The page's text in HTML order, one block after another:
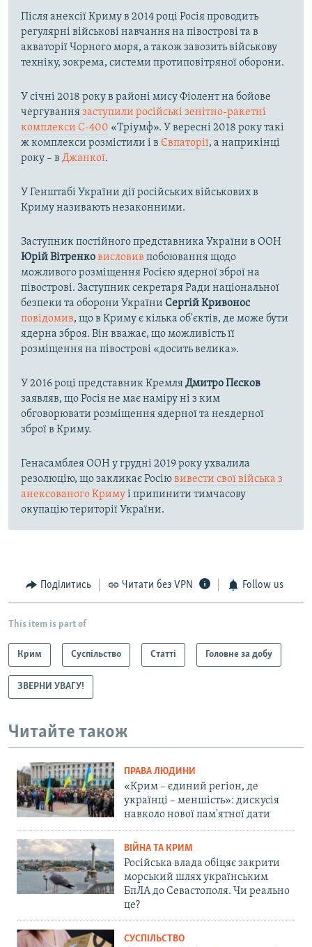
Після анексії Криму в 2014 році Росія проводить
регулярні військові навчання на півострові та в
акваторії Чорного моря, а також завозить військову
техніку, зокрема, системи протиповітряної оборони.
У січні 2018 року в районі мису Фіолент на бойове
чергуваннязаступили російські зенітно-ракетні
комплекси С-400 «Тріумф». У вересні 2018 року такі
ж комплекси розмістили і в Євпаторії, а наприкінці
року – в Джанкої.
У Генштабі України дії російських військових в
Криму називають незаконними.
Заступник постійного представника України в ООН
Юрій Вітренковисловив побоювання щодо
можливого розміщення Росією ядерної зброї на
півострові. Заступник секретаря Ради національної
безпеки та оборони України Сергій Кривонос
повідомив, що в Криму є кілька об'єктів, де може бути
ядерна зброя. Він вважає, що можливість її
розміщення на півострові «досить велика».
У 2016 році представник КремляДмитро Пєсков
заявляв, що Росія не має наміру ні з ким
обговорювати розміщення ядерної та неядерної
зброї в Криму.
Генасамблея ООН у грудні 2019 року ухвалила
резолюцію, що закликає Росіювивести свої війська з
анексованого Кримуі припинити тимчасову
окупацію території України.
Поділитись Читати без VPN Follow us
This item is part of
Крим Суспільство Статті Головне за добу
ЗВЕРНИ УВАГУ!
Читайте також
ПРАВА ЛЮДИНИ
«Крим – єдиний регіон, де
українці – меншість»: дискусія
навколо нової пам'ятної дати
ВІЙНА ТА КРИМ
Російська влада обіцяє закрити
морський шлях українським
БпЛА до Севастополя. Чи реально
це?
СУСПІЛЬСТВО